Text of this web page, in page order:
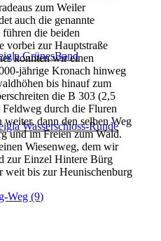
GrünesBand
Wasserschloss-Runde
Weg (9)
zum Weiler
auch die genannte
die beiden
vorbei zur Hauptstraße
konnten wir einen
jährige Kronach hinweg
bis hinauf zum
die B 303 (2,5
durch die Fluren
dann den selben Weg
und im Freien zum Wald.
Wiesenweg, dem wir
zur Einzel Hintere Bürg
weit bis zur Heunischenburg